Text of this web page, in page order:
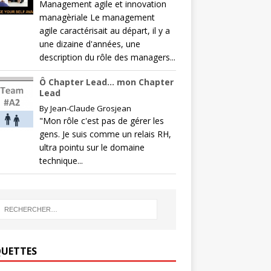
Management agile et innovation
managèriale Le management
agile caractérisait au départ, il y a
une dizaine d'années, une
description du rôle des managers...
Ô Chapter Lead… mon Chapter
Lead
ByJean-Claude Grosjean
"Mon rôle c'est pas de gérer les
gens. Je suis comme un relais RH,
ultra pointu sur le domaine
technique...